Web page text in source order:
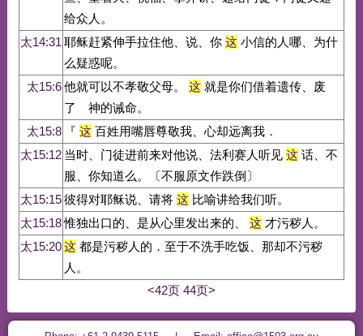
给众人。
太14:31 耶稣赶紧伸手拉住他、说、你 这小信的人哪、为什
么疑惑呢。
太15:6他就可以不孝敬父母。 这就是你们借着遗传、废
了 神的诫命。
太15:8
『 这百姓用嘴唇尊敬我、心却远离我．
太15:12 当时、门徒进前来对他说、法利赛人听见 这话、不
服、你知道么。〔不服原文作跌倒〕
太15:15彼得对耶稣说、请将 这比喻讲给我们听。
太15:18惟独出口的、是从心里发出来的、 这才污秽人。
太15:20这都是污秽人的．至于不洗手吃饭、那却不污秽
人。
<42页 44页>